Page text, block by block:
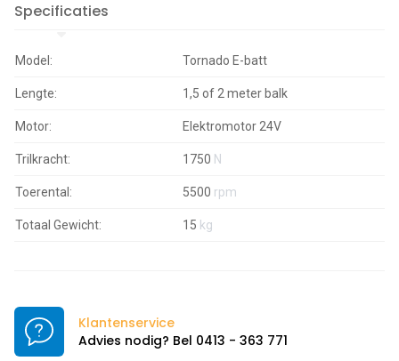
Specificaties
Model: Tornado E-batt
Lengte: 1,5 of 2 meter balk
Motor: Elektromotor 24V
Trilkracht: 1750 N
Toerental: 5500 rpm
Totaal Gewicht: 15 kg
Klantenservice
Advies nodig? Bel 0413 - 363 771